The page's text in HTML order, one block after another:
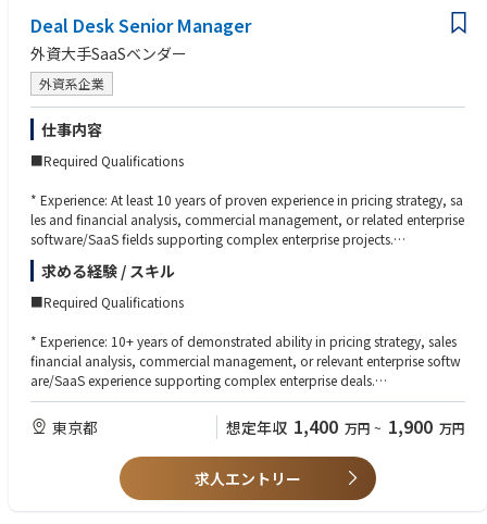
ナンス、経営企画、広報、全社プロジェクト推進など、コーポレート中核
機能へキャリアを広げることが可能です。
◆部・チームの業務概要
配属先は、Aratas株式会社のプロジェクト推進室です。
プロジェクト推進室は、独立企業として新たに必要となるコーポレート機
能のうち、役員秘書機能、取締役会運営支援、広報機能、全社横断重要プ
は、株主、取締役会、経営陣、事業部門、市場・顧客、社内プロジェクト
ことです。
現在は少数精鋭の立上げフェーズであり、各メンバーがそれぞれの専門領
域において、新会社に必要な仕組み・プロセス・運用体制の構築をリード
しています。本ポジションには、役員秘書機能および取締役会周辺業務の
立上げ・確立を中心的に担っていただくことを期待しています。
プロジェクト推進室は、新会社Aratasの独立に伴い必要となるコーポレー
ト機能を立ち上げる少数精鋭の組織です。
役員秘書、取締役会運営支援、広報、全社横断プロジェクト推進など、経
営に近い領域を担うため、スピード感、主体性、正確性、関係者調整力が
求められます。
一方で、立上げフェーズのため、固定化された業務だけをこなすのではな
く、必要な仕組みを自ら考え、関係者を巻き込みながら形にしていくこと
ができます。経営陣や関係部門との距離が近く、会社の変革を肌で感じな
がら働ける環境です。
・取締役会後のアクションアイテム管理、フォローアップ支援
・株主、社外取締役、監査役等とのコミュニケーション支援
・その他、役員・取締役会運営に関する業務全般
※担当範囲は、ご経験・専門性を踏まえて相談のうえ決定します。秘書業
務をベースとしつつ、取締役会事務局・経営管理・コーポレートガバナン
ス関連業務へ領域を広げていただくことを期待しています。
◆具体的な仕事内容に対しての期待する成果
きる役員サポート体制が構築されていること
・株主、社外取締役、社内取締役、執行・事業部門間のコミュニケーショ
ンが適切に設計・運用されていること
・取締役会や重要会議体の開催準備、資料連携、事後フォローが滞りなく
行われ、意思決定の質とスピード向上に貢献できていること
・属人的な秘書業務ではなく、Aratasに適した標準プロセス・ルール・ナ
レッジとして定着していること
・役員・社外取締役・株主関係者から信頼される、機密性・正確性・先回
り力の高いサポートが提供できていること
◆この仕事の魅力
・大企業から独立し、PEファンド傘下で新たな成長を目指す会社の経営体
制づくりに、立上げ段階から関わることができます。
つなぐ重要なハブとして、経営の意思決定を支える役割を担うことができ
ビジネスマナー、文章力、調整力
・複数の関係者・会議・タスクを同時に管理できるスケジュール管理力、
段取り力
・機密情報を適切に取り扱える高い倫理観、守秘義務意識
・会議体運営に必要な資料準備、議事録、関係者連絡、タスクフォローの
実務スキル
・Word、Excel、PowerPoint、Outlook、Teams等の基本的なPCスキル
・曖昧な状況でも自ら課題を整理し、必要なプロセスを構築できる力
◆歓迎条件
・社外取締役、監査役、株主、PEファンド、投資家等との対応経験
・取締役会事務局、株主総会事務局、経営会議事務局等の経験
・製造業、電子部品、自動車、産業機器、BtoBメーカーでの就業経験
・グローバル企業での役員秘書・経営サポート経験
・英語でのメール対応、会議調整、資料確認が可能な方
・秘書業務の立上げ、業務改善、標準化、マニュアル化の経験
・部門横断プロジェクトや全社プロジェクトの運営支援経験
Deal Desk Senior Manager
外資大手SaaSベンダー
外資系企業
仕事内容
■Required Qualifications
* Experience: At least 10 years of proven experience in pricing strategy, sa
les and financial analysis, commercial management, or related enterprise
software/SaaS fields supporting complex enterprise projects.
* Education: A degree or equivalent relevant experience is required. Exper
ience will be evaluated based on the core competencies required for this
position.
* Language Skills: Full proficiency in Japanese and English at a level nece
ssary for business operations (reading, writing, and speaking) is required.
* Executive Presence: A proven track record of advising, exerting influenc
e, and resolving conflicts at the SVP (Senior Vice President) level or highe
r. The ability to remain calm and deliver productive results even in high-pr
essure, uncertain environments.
* Communication Skills: Exceptional communication skills, including the
ability to distill highly complex commercial, financial, and legal structure
s into concise summaries for executive leadership.
求める経験 / スキル
■Required Qualifications
* Experience: 10+ years of demonstrated ability in pricing strategy, sales
financial analysis, commercial management, or relevant enterprise softw
are/SaaS experience supporting complex enterprise deals.
* Education: Degree or equivalent relevant experience required. Experienc
e will be evaluated based on the core competencies for the role.
* Language Tech: Full professional proficiency (written and spoken) in Ja
panese and English is required.
* Executive Presence: Proven experience advising, influencing, and navig
東京都 想定年収 1,400 万円 ~ 1,900 万円
求人エントリー